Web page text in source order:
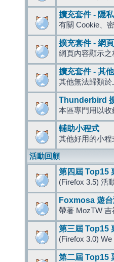
擴充套件 - 隱
有關 Cookie、
擴充套件 - 網
網頁內容顯示
擴充套件 - 其他
其他無法歸類
Thunderbird
本區專門用以收
輔助小程式
其他好用的小程
活動回顧
第四屆 Top15
(Firefox 3.5) 活
Foxmosa 遊
帶著 MozTW
第三屆 Top15
(Firefox 3.0)
第二屆 Top15